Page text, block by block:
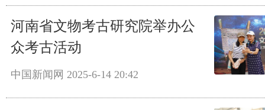
河南省文物考古研究院举办公
众考古活动
中国新闻网 2025-6-14 20:42